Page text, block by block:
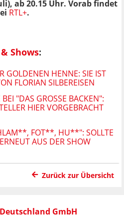
ab 20.15 Uhr. Vorab findet
RTL+.
Shows:
GOLDENEN HENNE: SIE IST
FLORIAN SILBEREISEN
"DAS GROSSE BACKEN": "
HIER VORGEBRACHT H
FOT**, HU**": SOLLTE
AUS DER SHOW
Zurück zur Übersicht
Deutschland GmbH